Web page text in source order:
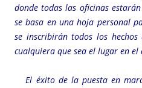
donde todas las oficinas
se basa en una hoja personal
se inscribirán todos los
cualquiera que sea el lugar en el
El éxito de la puesta en